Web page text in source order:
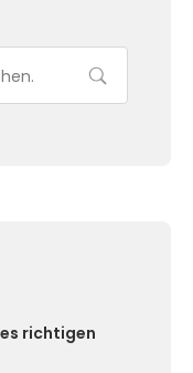
richtigen